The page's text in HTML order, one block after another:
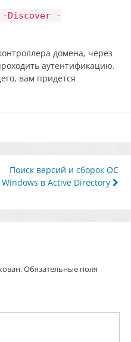
-Discover -
домена, через
аутентификацию.
вам придется
Поиск версий и сборок ОС
Windows в Active Directory
Обязательные поля